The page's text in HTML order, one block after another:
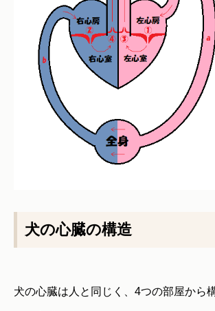
犬の心臓の構造
犬の心臓は人と同じく、4つの部屋から